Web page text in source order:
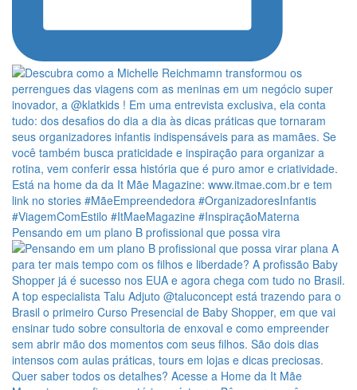
Pensando em um plano B profissional que possa vira